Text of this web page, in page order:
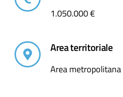
1.050.000 €
Area territoriale
Area metropolitana